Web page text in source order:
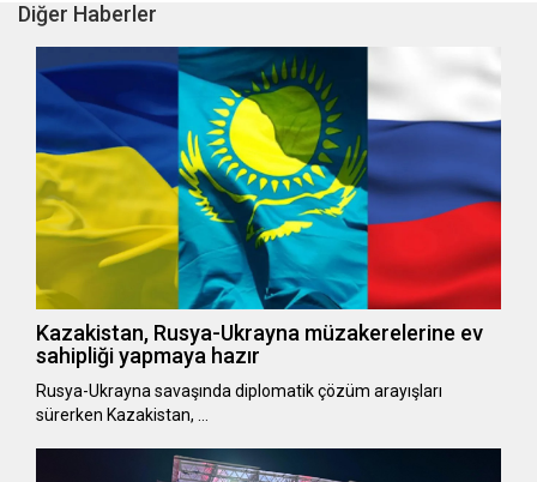
Diğer Haberler
Kazakistan, Rusya-Ukrayna müzakerelerine ev
sahipliği yapmaya hazır
Rusya-Ukrayna savaşında diplomatik çözüm arayışları
sürerken Kazakistan, …